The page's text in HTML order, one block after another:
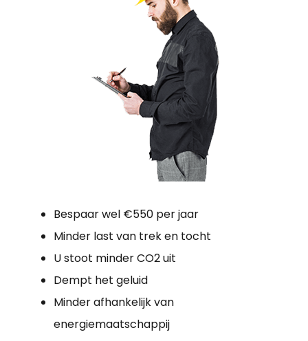
Bespaar wel €550 per jaar
Minder last van trek en tocht
U stoot minder CO2 uit
Dempt het geluid
Minder afhankelijk van
energiemaatschappij